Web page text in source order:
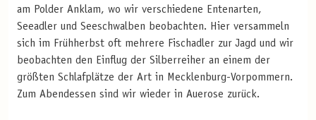
am Polder Anklam, wo wir verschiedene Entenarten,
Seeadler und Seeschwalben beobachten. Hier versammeln
sich im Frühherbst oft mehrere Fischadler zur Jagd und wir
beobachten den Einflug der Silberreiher an einem der
größten Schlafplätze der Art in Mecklenburg-Vorpommern.
Zum Abendessen sind wir wieder in Auerose zurück.